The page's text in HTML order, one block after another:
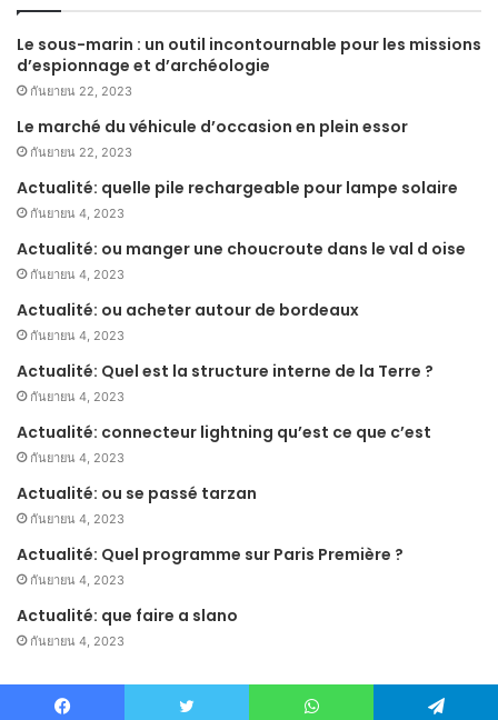
Le sous-marin : un outil incontournable pour les missions
d’espionnage et d’archéologie
กันยายน 22, 2023
Le marché du véhicule d’occasion en plein essor
กันยายน 22, 2023
Actualité: quelle pile rechargeable pour lampe solaire
กันยายน 4, 2023
Actualité: ou manger une choucroute dans le val d oise
กันยายน 4, 2023
Actualité: ou acheter autour de bordeaux
กันยายน 4, 2023
Actualité: Quel est la structure interne de la Terre ?
กันยายน 4, 2023
Actualité: connecteur lightning qu’est ce que c’est
กันยายน 4, 2023
Actualité: ou se passé tarzan
กันยายน 4, 2023
Actualité: Quel programme sur Paris Première ?
กันยายน 4, 2023
Actualité: que faire a slano
กันยายน 4, 2023